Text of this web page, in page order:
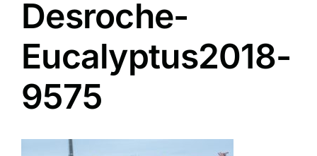
Desroche-
Eucalyptus2018-
9575